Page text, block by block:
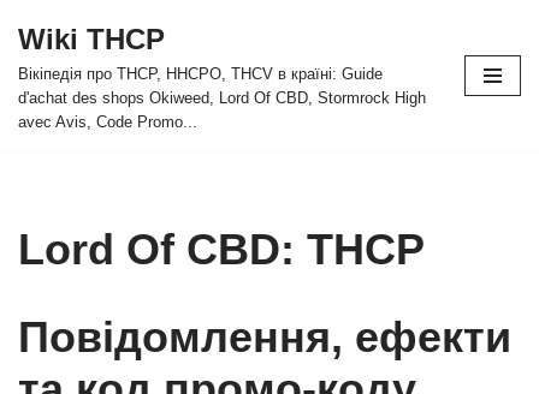
Перейти
до
вмісту
Wiki THCP
Вікіпедія про THCP, HHCPO, THCV в країні: Guide
d'achat des shops Okiweed, Lord Of CBD, Stormrock High
avec Avis, Code Promo...
Lord Of CBD: THCP
Повідомлення, ефекти